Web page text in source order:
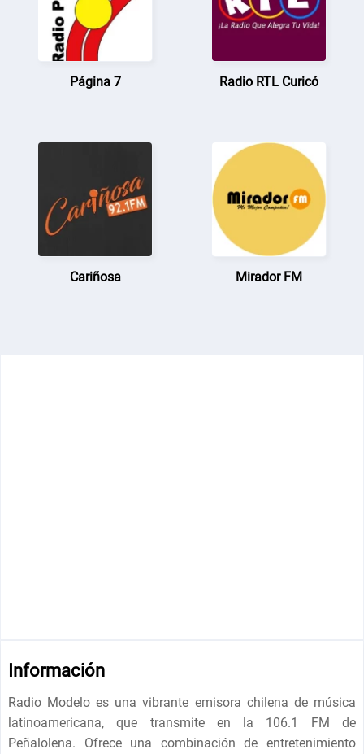
Página 7 Radio RTL Curicó
Cariñosa Mirador FM
Información
Radio Modelo es una vibrante emisora ​​chilena de música
latinoamericana, que transmite en la 106.1 FM de
Peñalolena. Ofrece una combinación de entretenimiento